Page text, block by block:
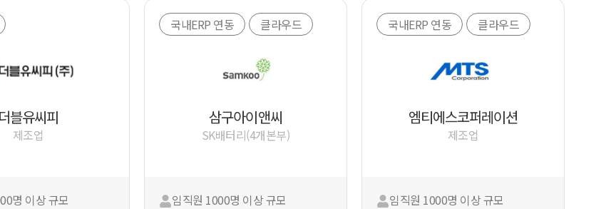
더블유씨피
제조업
명 이상 규모
국내ERP 연동 클라우드
삼구아이앤씨
SK배터리(4개본부)
임직원 1000명 이상 규모
국내ERP 연동 클라우드
엠티에스코퍼레이션
제조업
임직원 1000명 이상 규모